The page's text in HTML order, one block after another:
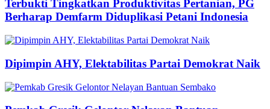
Terbukti Tingkatkan Produktivitas Pertanian, PG
Berharap Demfarm Diduplikasi Petani Indonesia
Dipimpin AHY, Elektabilitas Partai Demokrat Naik